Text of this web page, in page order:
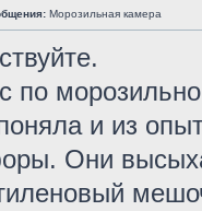
Морозильная камера
по
и из
Они